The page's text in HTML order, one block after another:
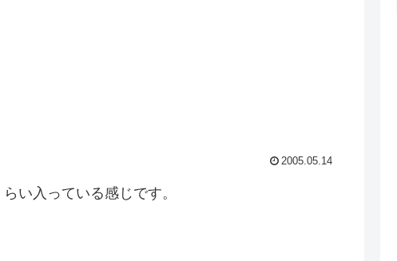
2005.05.14
い入っている感じです。